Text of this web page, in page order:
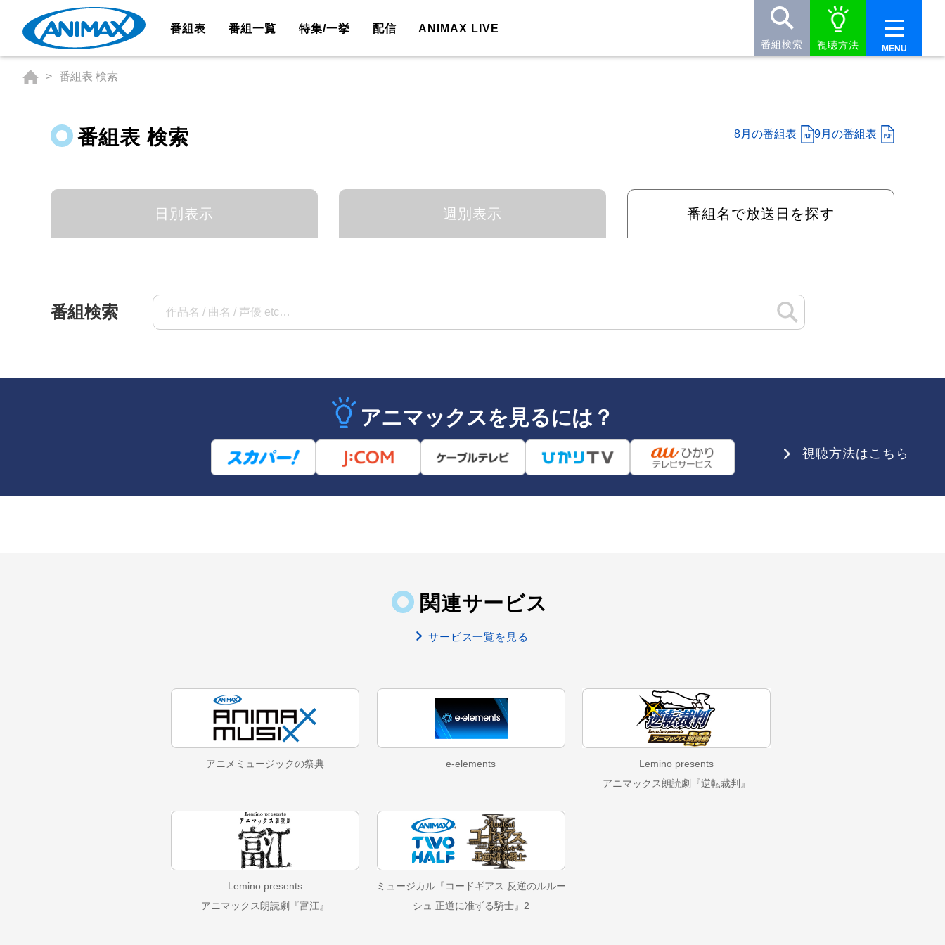
番組表 番組一覧 特集/一挙 配信 ANIMAX LIVE
番組検索 視聴方法
番組表 検索
番組表 検索 8月の番組表 9月の番組表
日別表示 週別表示 番組名で放送日を探す
番組検索
アニマックスを見るには？
視聴方法はこちら
関連サービス
サービス一覧を見る
アニメミュージックの祭典 e-elements
Lemino presents
アニマックス朗読劇『逆転裁判』
Lemino presents
アニマックス朗読劇『富江』
ミュージカル『コードギアス 反逆のルルー
シュ 正道に准ずる騎士』2